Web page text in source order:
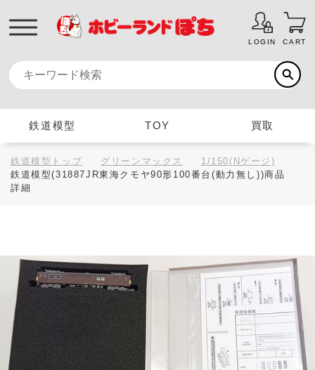
LOGIN CART
鉄道模型 TOY 買取
鉄道模型トップ グリーンマックス
1/150(Nゲージ)
鉄道模型(31887JR東海クモヤ90形100番台(動力無し))商品
詳細